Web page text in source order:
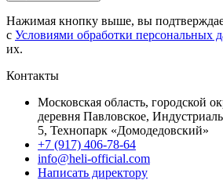
Нажимая кнопку выше, вы
с Условиями обработки персональных
их.
Контакты
Московская область, городской
деревня Павловское,
5, Технопарк «Домодедовский»
+7 (917) 406-78-64
info@heli-official.com
Написать директору